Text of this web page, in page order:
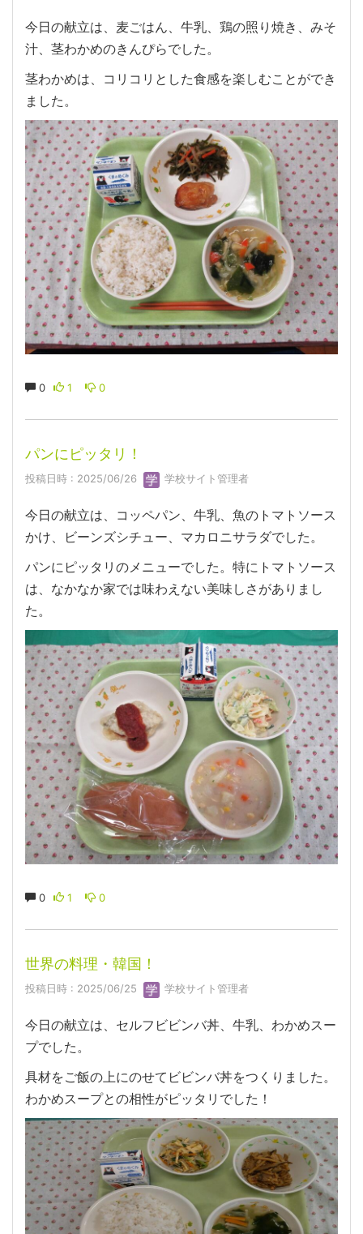
今日の献立は、麦ごはん、牛乳、鶏の照り焼き、みそ
汁、茎わかめのきんぴらでした。
茎わかめは、コリコリとした食感を楽しむことができ
ました。
0 1 0
パンにピッタリ！
投稿日時 : 2025/06/26 学校サイト管理者
今日の献立は、コッペパン、牛乳、魚のトマトソース
かけ、ビーンズシチュー、マカロニサラダでした。
パンにピッタリのメニューでした。特にトマトソース
は、なかなか家では味わえない美味しさがありまし
た。
0 1 0
世界の料理・韓国！
投稿日時 : 2025/06/25 学校サイト管理者
今日の献立は、セルフビビンバ丼、牛乳、わかめスー
プでした。
具材をご飯の上にのせてビビンバ丼をつくりました。
わかめスープとの相性がピッタリでした！